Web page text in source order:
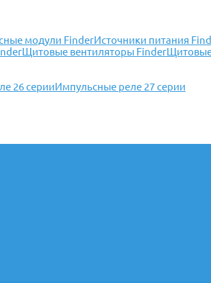
модули FinderИсточники питания
Щитовые вентиляторы FinderЩитовые
26 серииИмпульсные реле 27 серии